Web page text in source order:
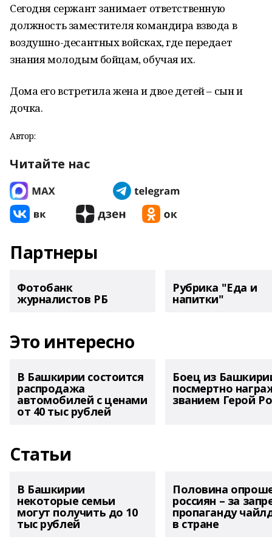
Сегодня сержант занимает ответственную
должность заместителя командира взвода в
воздушно-десантных войсках, где передает
знания молодым бойцам, обучая их.
Дома его встретила жена и двое детей – сын и
дочка.
Автор:
Читайте нас
Партнеры
Фотобанк
журналистов РБ
Рубрика "Еда и
напитки"
Это интересно
В Башкирии состоится
распродажа
автомобилей с ценами
от 40 тыс рублей
Боец из
посмертно
званием Герой
Статьи
В Башкирии
некоторые семьи
могут получить до 10
тыс рублей
Половина
россиян – за
пропаганду
в стране